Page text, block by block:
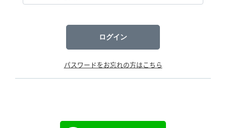
ログイン
パスワードをお忘れの方はこちら